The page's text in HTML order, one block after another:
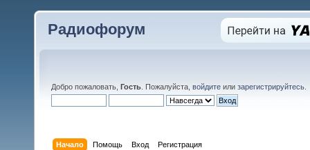
Радиофорум
Добро пожаловать, Гость . Пожалуйста, войдите или зарегистрируйтесь
Начало Помощь Вход Регистрация